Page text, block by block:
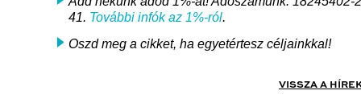
41. További infók az 1%-ról.
Oszd meg a cikket, ha egyetértesz céljainkkal!
VISSZA A